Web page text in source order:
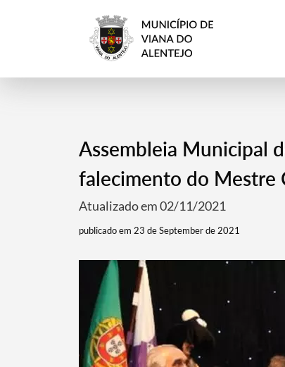
Assembleia Municipal
falecimento do Mestre
Atualizado em 02/11/2021
publicado em 23 de September de 2021